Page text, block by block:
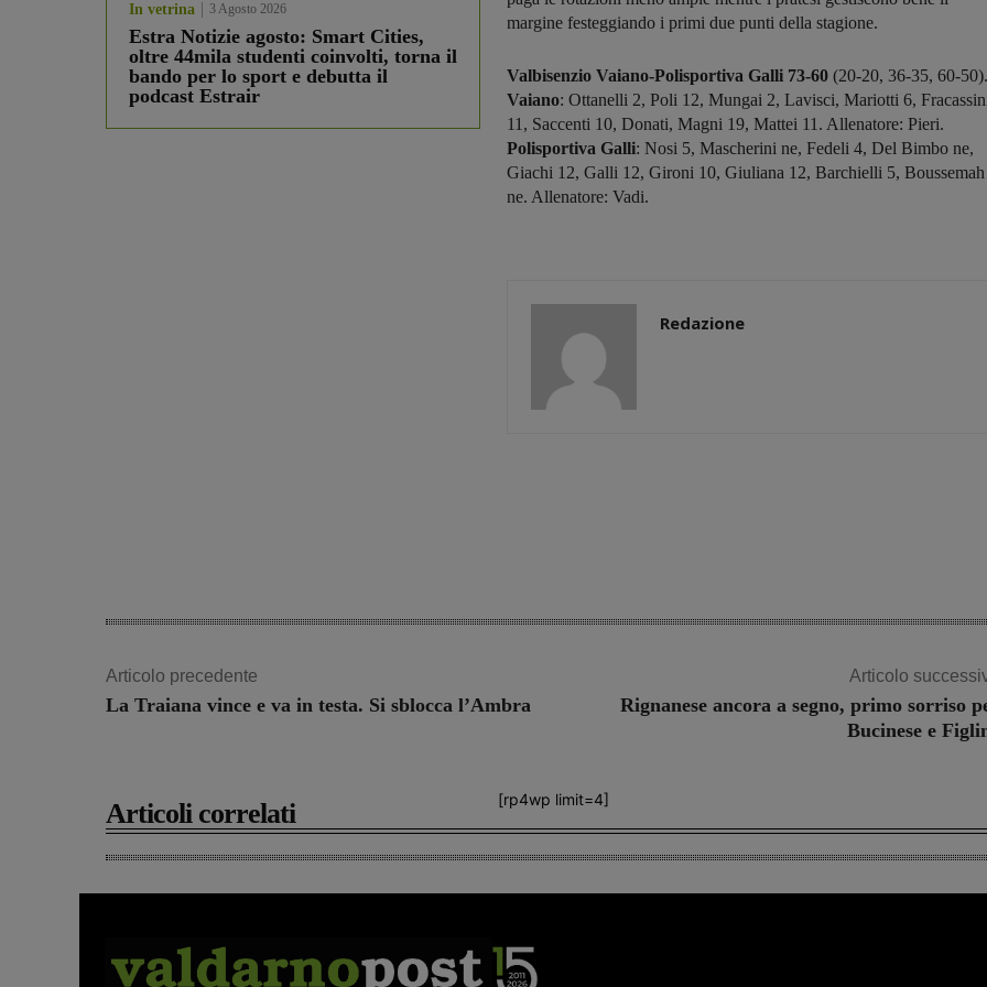
In vetrina 3 Agosto 2026
Estra Notizie agosto: Smart Cities,
oltre 44mila studenti coinvolti, torna il
bando per lo sport e debutta il
podcast Estrair
margine festeggiando i primi due punti della stagione.
Valbisenzio Vaiano-Polisportiva Galli 73-60 (20-20, 36-35, 60-50).
Vaiano: Ottanelli 2, Poli 12, Mungai 2, Lavisci, Mariotti 6,
11, Saccenti 10, Donati, Magni 19, Mattei 11. Allenatore: Pieri.
Polisportiva Galli: Nosi 5, Mascherini ne, Fedeli 4, Del Bimbo ne,
Giachi 12, Galli 12, Gironi 10, Giuliana 12, Barchielli 5, Boussemah
ne. Allenatore: Vadi.
Redazione
Articolo precedente
La Traiana vince e va in testa. Si sblocca l’Ambra
Articolo
Rignanese ancora a segno, primo sorriso
Bucinese e
[rp4wp limit=4]
Articoli correlati